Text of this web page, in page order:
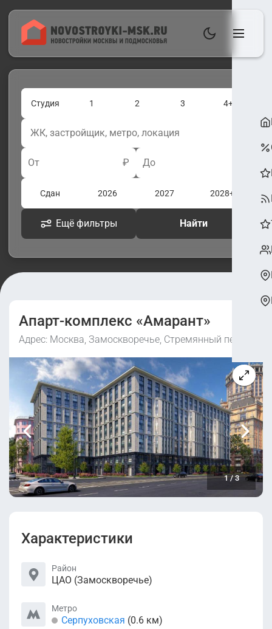
Студия 1 2 3 4+
От ₽ До
Сдан 2026 2027 2028+
Ещё фильтры Найти
Апарт-комплекс «Амарант»
Адрес: Москва, Замоскворечье, Стремянный пер., 2
1/3
Характеристики
Район
ЦАО (Замоскворечье)
Метро
Серпуховская (0.6 км)